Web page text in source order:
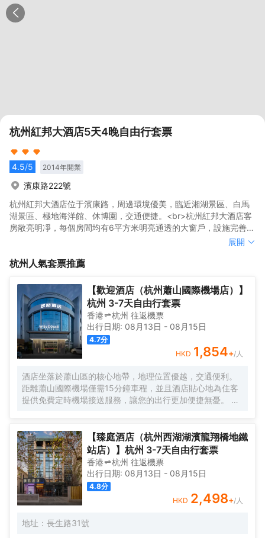
杭州紅邦大酒店5天4晚自由行套票
4.5/5 2014年開業
濱康路222號
杭州紅邦大酒店位于濱康路，周邊環境優美，臨近湘湖景區、白馬
湖景區、極地海洋館、休博園，交通便捷。<br>杭州紅邦大酒店客
房敞亮明凈，每個房間均有6平方米明亮通透的大窗戶，設施完善。
餐飲是杭邦菜的典型代表，其中白斬鵝等菜品在各大網站獲得好
杭州紅邦大酒店位于濱康路，周邊環境優美，臨近湘湖景區、白馬
房敞亮明凈，每個房間均有6平方米明亮通透的大窗戶，設施完善。
評，是商務、旅游的舒適居所。
展開
杭州 人氣套票推薦
【歡迎酒店（杭州蕭山國際機場店）】
杭州 3-7天自由行套票
香港 杭州 往返機票
出行日期: 08月13日 - 08月15日
4.7分
HKD 1,854+/人
酒店坐落於蕭山區的核心地帶，地理位置優越，交通便利。
距離蕭山國際機場僅需15分鐘車程，並且酒店貼心地為住客
提供免費定時機場接送服務，讓您的出行更加便捷無憂。 酒
錯落結合，打造出沉浸式的高質感空間體驗，讓您彷彿置身
於自然與藝術交融的氛圍之中。此外，酒店還配備了智能機
器人服務，為您的入住增添一份科技感與趣味性。 客房設施
- 100間簡約風格客房，精心設計了大床和雙床兩種房型，滿
足不同住客的需求。 - 每間客房均配備獨立空調，可根據您
的個人喜好調節室內温度；高速WiFi覆蓋，讓您隨時隨地暢
享網絡世界；不同房型分別配備投影儀、65寸或55寸液晶電
視，為您的閒暇時光增添更多娛樂選擇。 - 乾濕分離的衞浴
空間設計，為您提供舒適的使用體驗，同時24小時熱水供
【臻庭酒店（杭州西湖湖濱龍翔橋地鐵
站店）】杭州 3-7天自由行套票
香港 杭州 往返機票
出行日期: 08月13日 - 08月15日
4.8分
HKD 2,498+/人
地址：長生路31號